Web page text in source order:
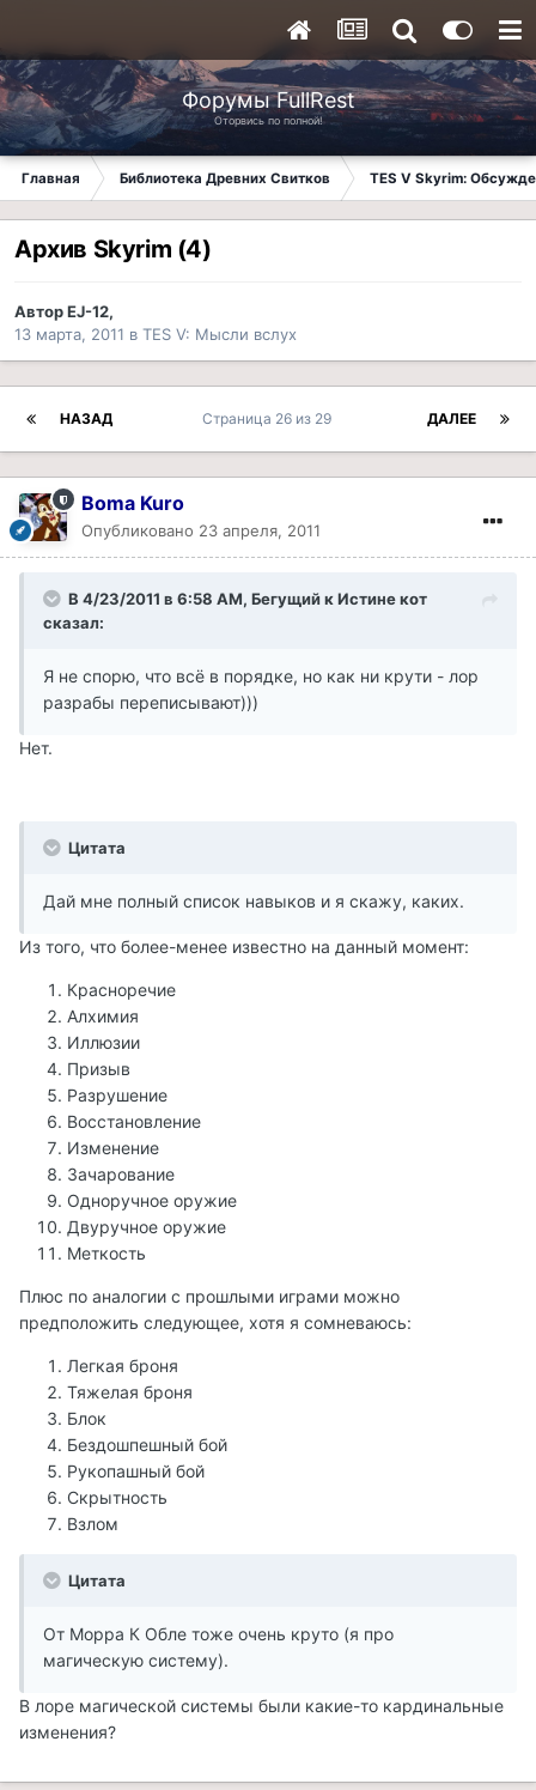
Форумы FullRest
Оторвись по полной!
Главная Библиотека Древних Свитков TES V Skyrim:
Архив Skyrim (4)
АвторEJ-12,
13 марта, 2011 в TES V: Мысли вслух
НАЗАД ДАЛЕЕ
Страница 26 из 29
Boma Kuro
Опубликовано 23 апреля, 2011
В 4/23/2011 в 6:58 AM, Бегущий к Истине кот
сказал:
Я не спорю, что всё в порядке, но как ни крути - лор
разрабы переписывают)))
Нет.
Цитата
Дай мне полный список навыков и я скажу, каких.
Из того, что более-менее известно на данный момент:
Красноречие
Алхимия
Иллюзии
Призыв
Разрушение
Восстановление
Изменение
Зачарование
Одноручное оружие
Двуручное оружие
Меткость
Плюс по аналогии с прошлыми играми можно
предположить следующее, хотя я сомневаюсь:
Легкая броня
Тяжелая броня
Блок
Бездошпешный бой
Рукопашный бой
Скрытность
Взлом
Цитата
От Морра К Обле тоже очень круто (я про
магическую систему).
В лоре магической системы были какие-то кардинальные
изменения?